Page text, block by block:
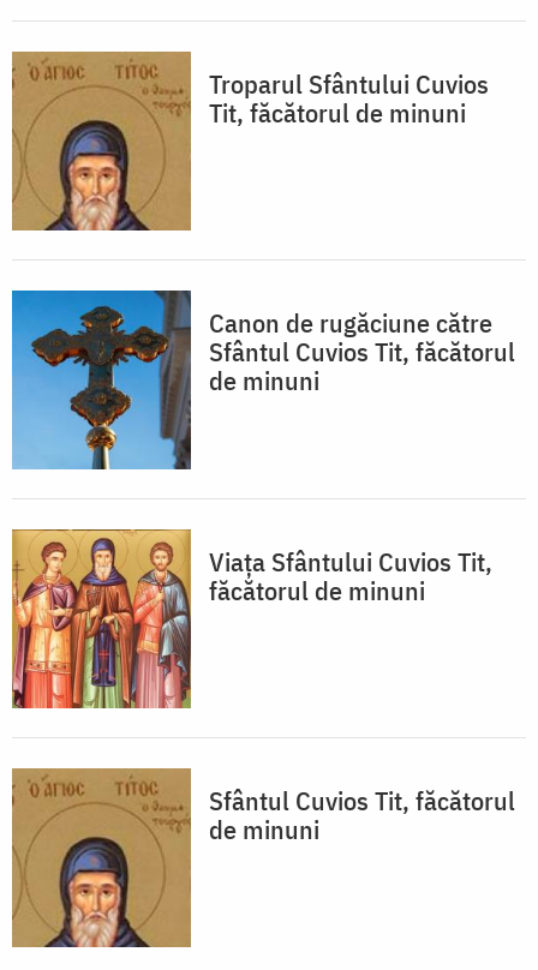
Troparul Sfântului Cuvios
Tit, făcătorul de minuni
Canon de rugăciune către
Sfântul Cuvios Tit, făcătorul
de minuni
Viața Sfântului Cuvios Tit,
făcătorul de minuni
Sfântul Cuvios Tit, făcătorul
de minuni